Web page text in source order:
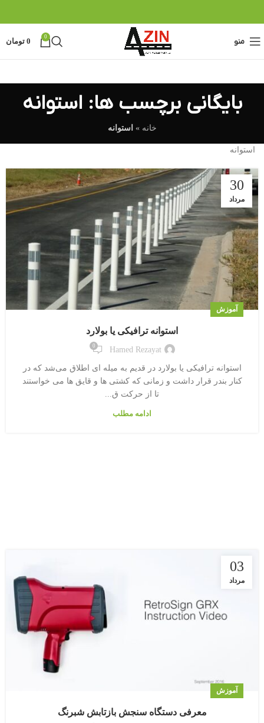
منو 0
0 تومان
بایگانی برچسب ها: استوانه
خانه » استوانه
استوانه
30
مرداد
آموزش
استوانه ترافیکی یا بولارد
Hamed Rezayat
0
استوانه ترافیکی یا بولارد در قدیم به میله ای اطلاق می‌شد که در
کنار بندر قرار داشت و زمانی که کشتی ها و قایق ها می خواستند
تا از حرکت ق...
ادامه مطلب
03
مرداد
آموزش
معرفی دستگاه سنجش بازتابش شبرنگ